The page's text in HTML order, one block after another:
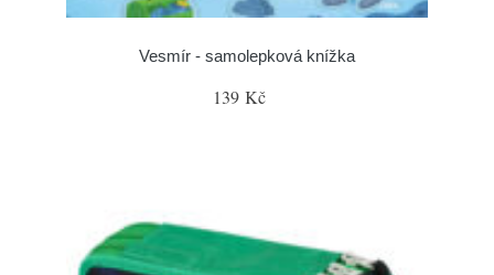
Vesmír - samolepková knížka
139 Kč